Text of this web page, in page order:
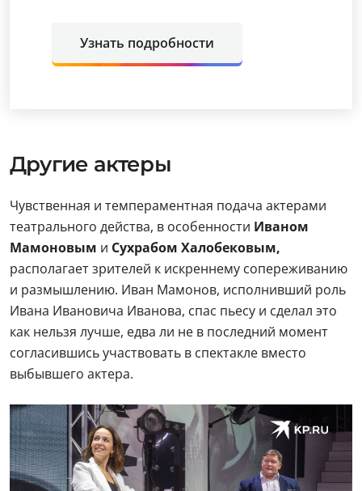
Узнать подробности
Другие актеры
Чувственная и темпераментная подача актерами
театрального действа, в особенности Иваном
Мамоновым и Сухрабом Халобековым,
располагает зрителей к искреннему сопереживанию
и размышлению. Иван Мамонов, исполнивший роль
Ивана Ивановича Иванова, спас пьесу и сделал это
как нельзя лучше, едва ли не в последний момент
согласившись участвовать в спектакле вместо
выбывшего актера.